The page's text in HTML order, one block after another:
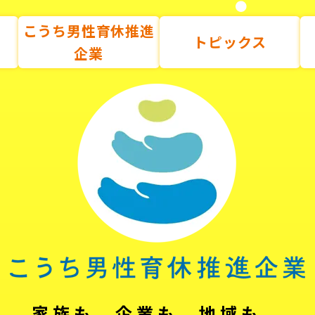
こうち男性育休推進
企業
トピックス